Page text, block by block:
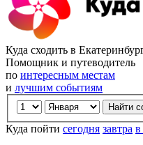
Куда сходить в
Помощник и путеводитель
по интересным местам
и лучшим событиям
Куда пойти сегодня завтра